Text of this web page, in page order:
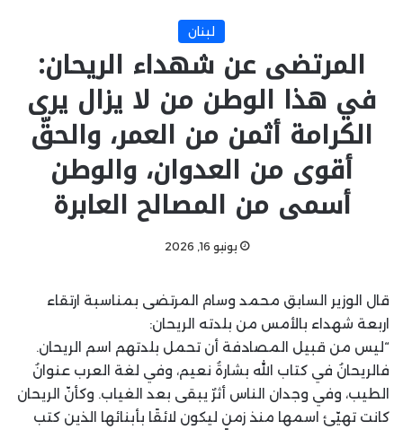
لبنان
المرتضى عن شهداء الريحان:
في هذا الوطن من لا يزال يرى
الكرامة أثمن من العمر، والحقّ
أقوى من العدوان، والوطن
أسمى من المصالح العابرة
يونيو 16, 2026
قال الوزير السابق محمد وسام المرتضى بمناسبة ارتقاء
اربعة شهداء بالأمس من بلدته الريحان:
“ليس من قبيل المصادفة أن تحمل بلدتهم اسم الريحان.
فالريحانُ في كتاب الله بشارةُ نعيم، وفي لغة العرب عنوانُ
الطيب، وفي وجدان الناس أثرٌ يبقى بعد الغياب. وكأنّ الريحان
كانت تهيّئ اسمها منذ زمنٍ ليكون لائقًا بأبنائها الذين كتب